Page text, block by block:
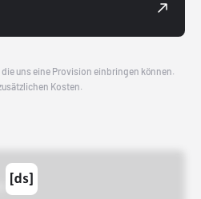
uns eine Provision einbringen können.
Kosten.